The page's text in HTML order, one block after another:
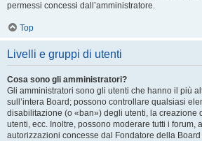
permessi concessi dall’amministratore.
Top
Livelli e gruppi di utenti
Cosa sono gli amministratori?
Gli amministratori sono gli utenti che hanno il più
sull’intera Board; possono controllare qualsiasi
disabilitazione (o «ban») degli utenti, la creazione
utenti, ecc. Inoltre, possono moderare tutti i forum,
autorizzazioni concesse dal Fondatore della